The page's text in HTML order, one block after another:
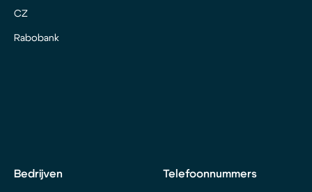
CZ
Rabobank
Bedrijven Telefoonnummers